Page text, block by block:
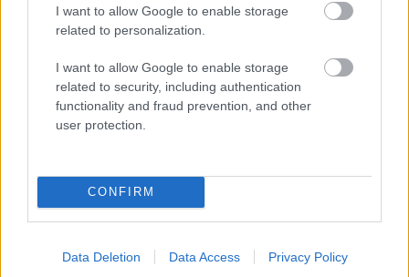
I want to allow Google to enable storage
related to personalization.
I want to allow Google to enable storage
related to security, including authentication
functionality and fraud prevention, and other
user protection.
CONFIRM
Data Deletion Data Access Privacy Policy
Kapcsolódó hírek
SOFYAN AMRABAT